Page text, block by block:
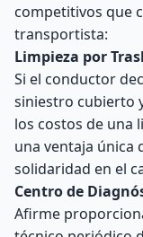
competitivos que
transportista:
Limpieza por
Si el conductor
siniestro cubierto
los costos de una
una ventaja única
solidaridad en el
Centro de
Afirme